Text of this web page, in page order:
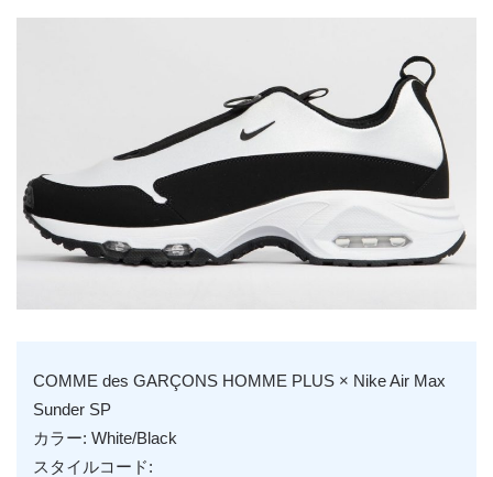
COMME des GARÇONS HOMME PLUS × Nike Air Max
Sunder SP
カラー: White/Black
スタイルコード: